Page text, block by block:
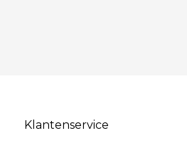
Klantenservice